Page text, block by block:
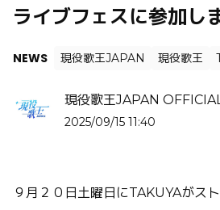
ライブフェスに参加し
NEWS 現役歌王JAPAN 現役歌王
現役歌王JAPAN
2025/09/15 11:40
９月２０日土曜日にTAKUYAがス